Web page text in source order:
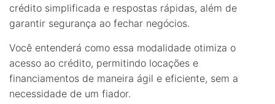
crédito simplificada e respostas rápidas, além de
garantir segurança ao fechar negócios.
Você entenderá como essa modalidade otimiza o
acesso ao crédito, permitindo locações e
financiamentos de maneira ágil e eficiente, sem a
necessidade de um fiador.